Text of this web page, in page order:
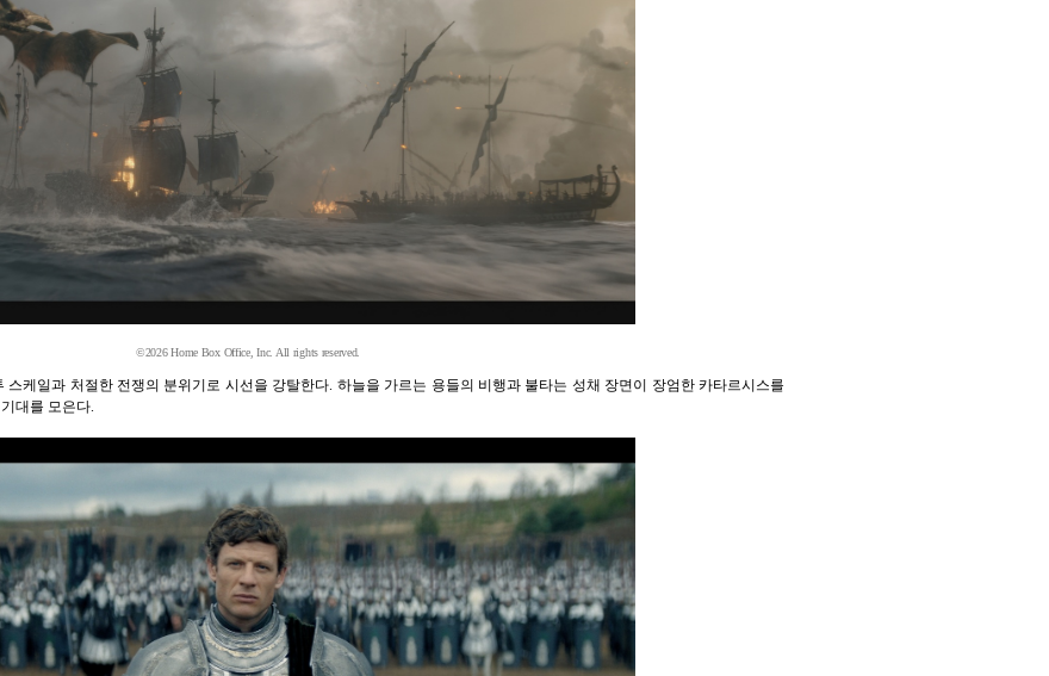
©2026 Home Box Office, Inc. All rights reserved.
케일과 처절한 전쟁의 분위기로 시선을 강탈한다. 하늘을 가르는 용들의 비행과 불타는 성채 장면이 장엄한 카타르시스를
대를 모은다.